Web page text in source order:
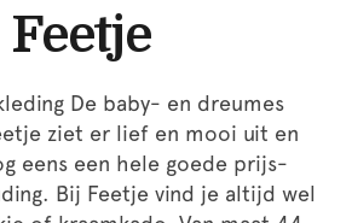
Feetje
De baby- en dreumes
ziet er lief en mooi uit en
eens een hele goede prijs-
Bij Feetje vind je altijd wel